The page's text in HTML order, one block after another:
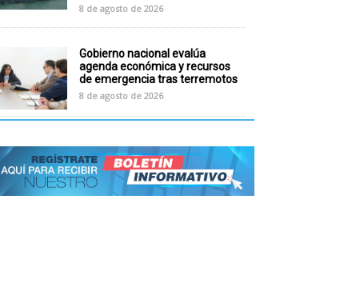
8 de agosto de 2026
Gobierno nacional evalúa
agenda económica y recursos
de emergencia tras terremotos
8 de agosto de 2026